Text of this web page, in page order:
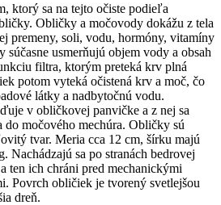
ktorý sa na tejto očiste podieľa
Obličky a močovody dokážu z tela
premeny, soli, vodu, hormóny, vitamíny
usmerňujú objem vody a obsah
filtra, ktorým preteká krv plná
potom vyteká očistená krv a moč, čo
látky a nadbytočnú vodu.
v obličkovej panvičke a z nej sa
do močového mechúra. Obličky sú
tvar. Meria cca 12 cm, šírku majú
Nachádzajú sa po stranách bedrovej
ten ich chráni pred mechanickými
Povrch obličiek je tvorený svetlejšou
dreň.